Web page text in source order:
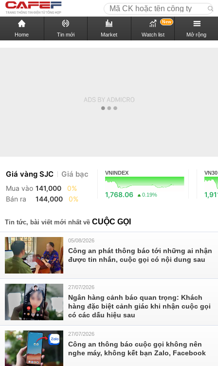
Home Tin mới Market Watch list
New
Mở rộng
Giá vàng SJC Giá bạc
Mua vào 141,000
0%
Bán ra
144,000 0%
VNINDEX
1,768.06 0.19%
VN30
Tin tức, bài viết mới nhất về CUỘC GỌI
05/08/2026
Công an phát thông báo tới những ai nhận
được tin nhắn, cuộc gọi có nội dung sau
27/07/2026
Ngân hàng cảnh báo quan trọng: Khách
hàng đặc biệt cảnh giác khi nhận cuộc gọi
có các dấu hiệu sau
27/07/2026
Công an thông báo cuộc gọi không nên
nghe máy, không kết bạn Zalo, Facebook